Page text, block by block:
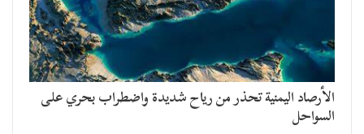
الأرصاد اليمنية تحذر من رياح شديدة واضطراب بحري على
السواحل